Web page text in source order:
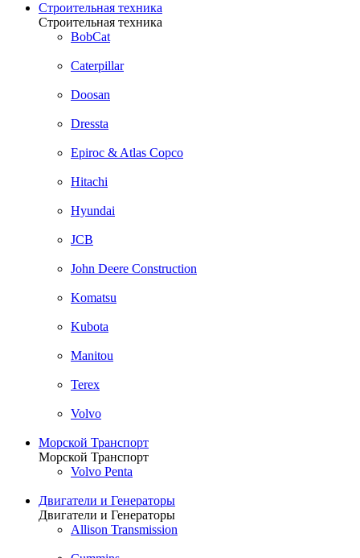
Строительная техника
Строительная техника
BobCat
Caterpillar
Doosan
Dressta
Epiroc & Atlas Copco
Hitachi
Hyundai
JCB
John Deere Construction
Komatsu
Kubota
Manitou
Terex
Volvo
Морской Транспорт
Морской Транспорт
Volvo Penta
Двигатели и Генераторы
Двигатели и Генераторы
Allison Transmission